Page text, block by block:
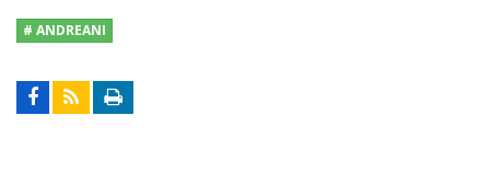
# ANDREANI